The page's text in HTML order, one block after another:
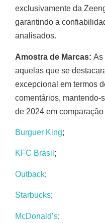
exclusivamente da
garantindo a
analisados.
Amostra de Marcas: As
aquelas que se
excepcional em termos
comentários, mantendo-
de 2024 em
Burguer King;
KFC Brasil ;
Outback;
Starbucks;
McDonald’s;